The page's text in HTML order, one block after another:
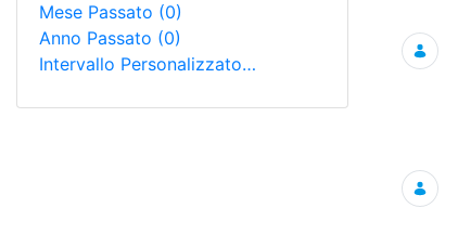
Mese Passato (0)
Anno Passato (0)
Intervallo Personalizzato…